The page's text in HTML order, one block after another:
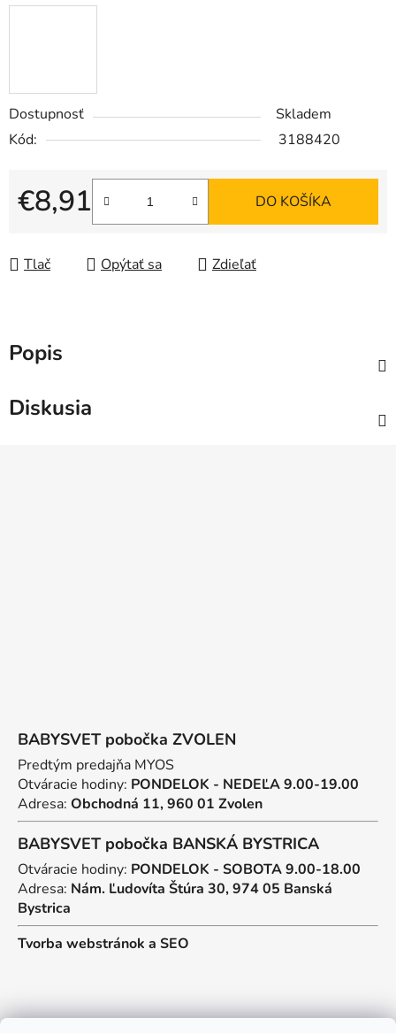
Dostupnosť
Skladem
Kód:
3188420
€8,91
Jednotková cena:
DO KOŠÍKA
Tlač Opýtať sa Zdieľať
Popis
Diskusia
BABYSVET pobočka ZVOLEN
Predtým predajňa MYOS
Otváracie hodiny: PONDELOK - NEDEĽA 9.00-19.00
Adresa: Obchodná 11, 960 01 Zvolen
BABYSVET pobočka BANSKÁ BYSTRICA
Otváracie hodiny: PONDELOK - SOBOTA 9.00-18.00
Adresa: Nám. Ľudovíta Štúra 30, 974 05 Banská
Bystrica
Tvorba webstránok a SEO